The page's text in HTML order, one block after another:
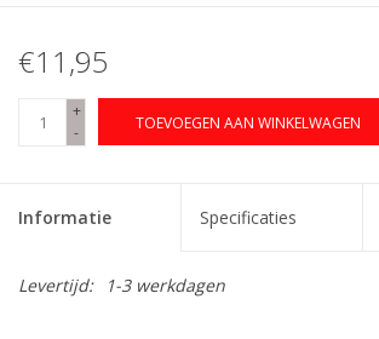
€11,95
+
-
TOEVOEGEN AAN WINKELWAGEN
Informatie Specificaties
Levertijd: 1-3 werkdagen